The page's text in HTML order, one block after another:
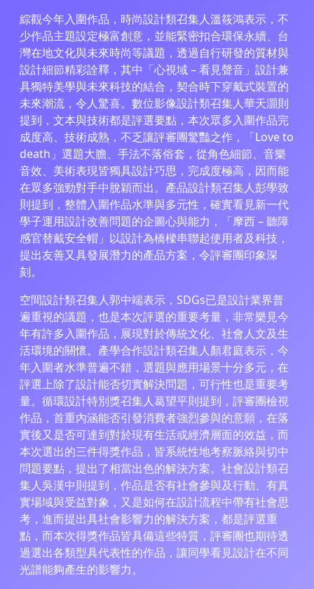
綜觀今年入圍作品，時尚設計類召集人溫筱鴻表示，不
少作品主題設定極富創意，並能緊密扣合環保永續、台
灣在地文化與未來時尚等議題，透過自行研發的質材與
設計細節精彩詮釋，其中「心視域 – 看見聲音」設計兼
具獨特美學與未來科技的結合，契合時下穿戴式裝置的
未來潮流，令人驚喜。數位影像設計類召集人華天灝則
提到，文本與技術都是評選要點，本次眾多入圍作品完
成度高、技術成熟，不乏讓評審團驚豔之作，「Love to
death」選題大膽、手法不落俗套，從角色細節、音樂
音效、美術表現皆獨具設計巧思，完成度極高，因而能
在眾多強勁對手中脫穎而出。產品設計類召集人彭學致
則提到，整體入圍作品水準與多元性，確實看見新一代
學子運用設計改善問題的企圖心與能力，「摩西 – 聽障
感官替戴安全帽」以設計為橋樑串聯起使用者及科技，
提出友善又具發展潛力的產品方案，令評審團印象深
刻。
空間設計類召集人郭中端表示，SDGs已是設計業界普
遍重視的議題，也是本次評選的重要考量，非常樂見今
年有許多入圍作品，展現對於傳統文化、社會人文及生
活環境的關懷。產學合作設計類召集人顏君庭表示，今
年入圍者水準普遍不錯，選題與應用場景十分多元，在
評選上除了設計能否切實解決問題，可行性也是重要考
量。循環設計特別獎召集人葛望平則提到，評審團檢視
作品，首重內涵能否引發消費者強烈參與的意願，在落
實後又是否可達到對於現有生活或經濟層面的效益，而
本次選出的三件得獎作品，皆系統性地考察脈絡與切中
問題要點，提出了相當出色的解決方案。社會設計類召
集人吳漢中則提到，作品是否有社會參與及行動、有真
實場域與受益對象，又是如何在設計流程中帶有社會思
考，進而提出具社會影響力的解決方案，都是評選重
點，而本次得獎作品皆具備這些特質，評審團也期待透
過選出各類型具代表性的作品，讓同學看見設計在不同
光譜能夠產生的影響力。